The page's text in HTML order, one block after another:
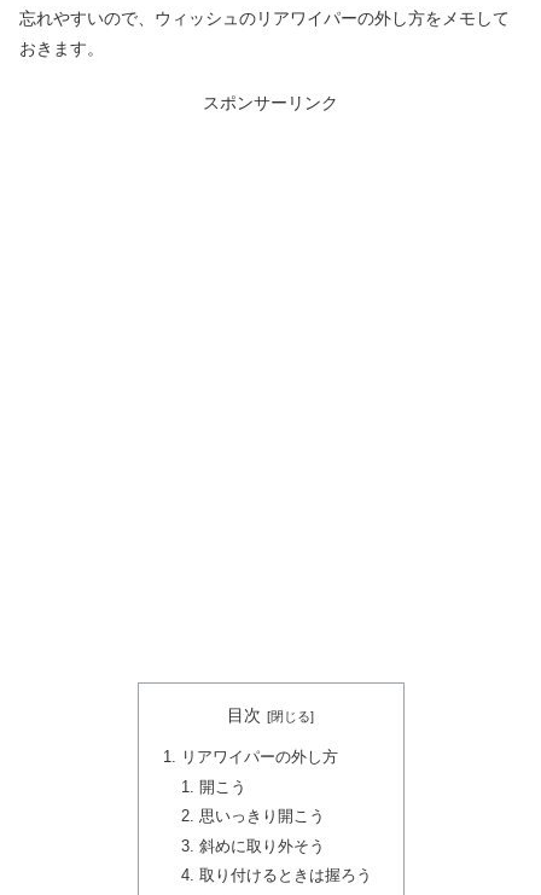
忘れやすいので、ウィッシュのリアワイパーの外し方をメモして
おきます。
スポンサーリンク
目次
リアワイパーの外し方
開こう
思いっきり開こう
斜めに取り外そう
取り付けるときは握ろう